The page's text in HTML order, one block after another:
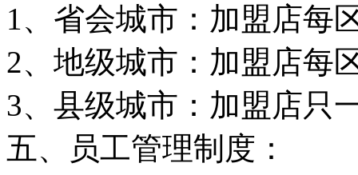
1、省会城市：加盟店每
2、地级城市：加盟店每
3、县级城市：加盟店只
五、员工管理制度：